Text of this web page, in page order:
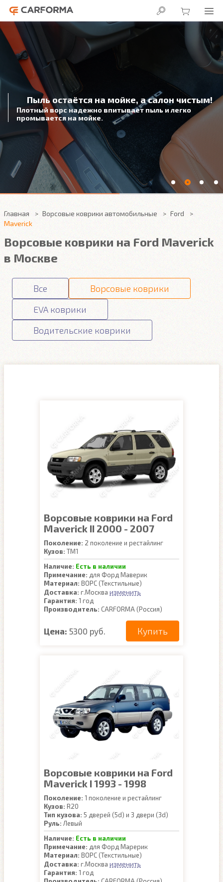
Пыль остаётся на мойке, а салон чистым!
Плотный ворс надежно впитывает пыль и легко
промывается на мойке.
Главная Ворсовые коврики автомобильные
Ford
Maverick
Ворсовые коврики на Ford Maverick
в Москве
Все
Ворсовые коврики
EVA коврики
Водительские коврики
Ворсовые коврики на Ford
Maverick II 2000 - 2007
Поколение: 2 поколение и рестайлинг
Кузов: TM1
Наличие: Есть в наличии
Примечание: для Форд Маверик
Материал: ВОРС (Текстильные)
Доставка: г.Москва изменить
Гарантия: 1 год
Производитель: CARFORMA (Россия)
Цена: 5300 руб. Купить
Ворсовые коврики на Ford
Maverick I 1993 - 1998
Поколение: 1 поколение и рестайлинг
Кузов: R20
Тип кузова: 5 дверей (5d) и 3 двери (3d)
Руль: Левый
Наличие: Есть в наличии
Примечание: для Форд Марерик
Материал: ВОРС (Текстильные)
Доставка: г.Москва изменить
Гарантия: 1 год